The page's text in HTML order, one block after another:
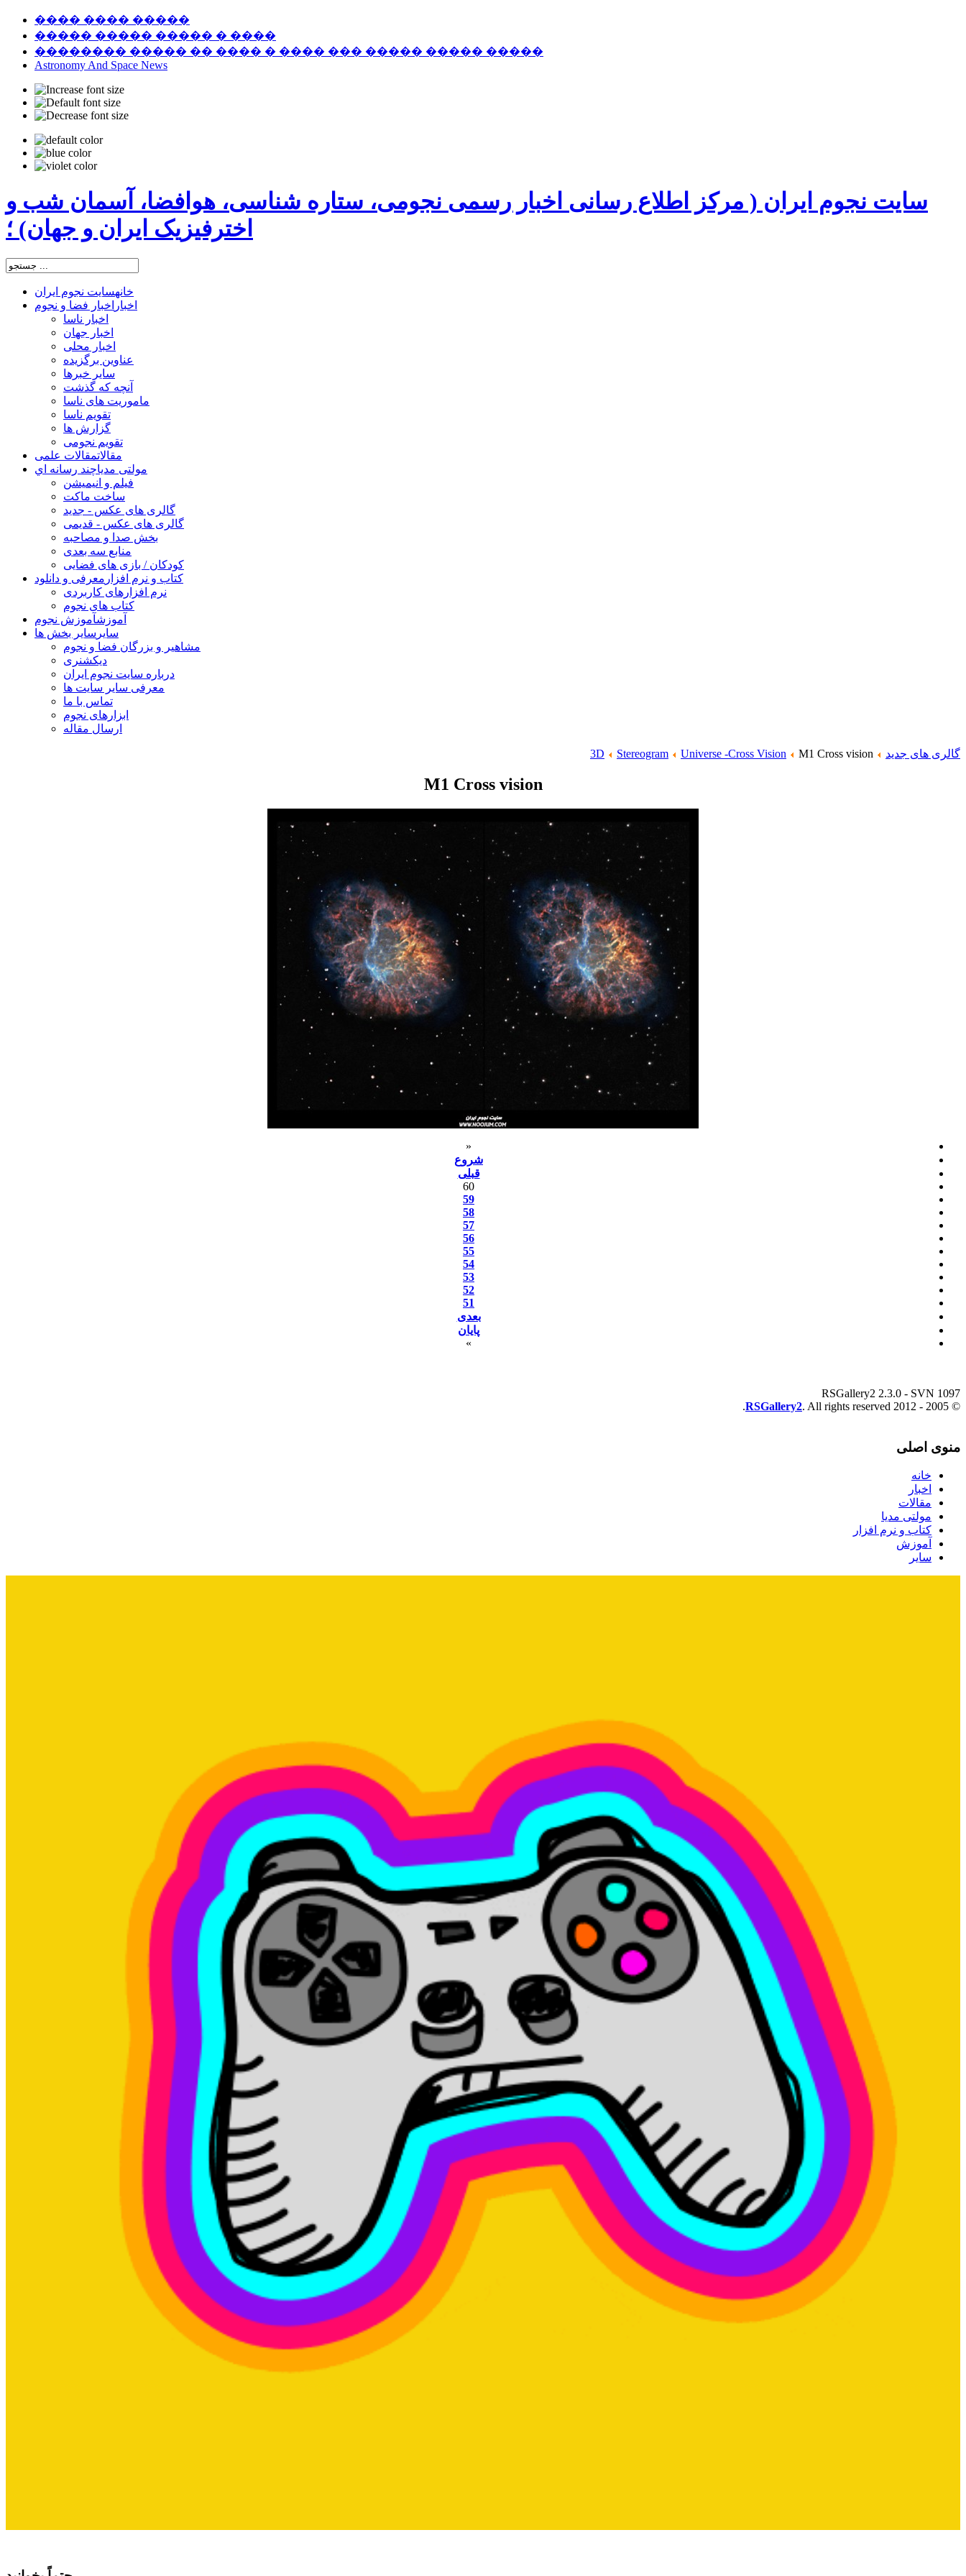
���� ���� �����
����� ����� ����� � ����
�������� ����� �� ���� � ���� ��� ����� ����� �����
Astronomy And Space News
سایت نجوم ایران ( مرکز اطلاع رسانی اخبار رسمی نجومی، ستاره شناسی، هوافضا، آسمان شب و
اخترفیزیک ایران و جهان) ؛
خانهسایت نجوم ایران
اخبار اخبار فضا و نجوم
اخبار ناسا
اخبار جهان
اخبار محلی
عناوین برگزیده
سایر خبرها
آنچه که گذشت
ماموریت های ناسا
تقویم ناسا
گزارش ها
تقویم نجومی
مقالاتمقالات علمی
مولتی مدیاچند رسانه اي
فیلم و انیمیشن
ساخت ماکت
گالری های عکس - جدید
گالری های عکس - قدیمی
بخش صدا و مصاحبه
منابع سه بعدی
کودکان / بازی های فضایی
کتاب و نرم افزار معرفی و دانلود
نرم افزارهای کاربردی
کتاب های نجوم
آموزشآموزش نجوم
سایر سایر بخش ها
مشاهیر و بزرگان فضا و نجوم
دیکشنری
درباره سایت نجوم ایران
معرفی سایر سایت ها
تماس با ما
ابزارهای نجوم
ارسال مقاله
گالری های جدید 3D Stereogram Universe -Cross Vision M1 Cross vision
M1 Cross vision
«
شروع
قبلی
60
59
58
57
56
55
54
53
52
51
بعدی
پایان
»
RSGallery2 2.3.0 - SVN 1097
© 2005 - 2012
RSGallery2. All rights reserved.
منوی اصلی
خانه
اخبار
مقالات
مولتی مدیا
کتاب و نرم افزار
آموزش
سایر